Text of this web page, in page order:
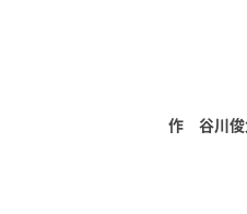
作 谷川俊